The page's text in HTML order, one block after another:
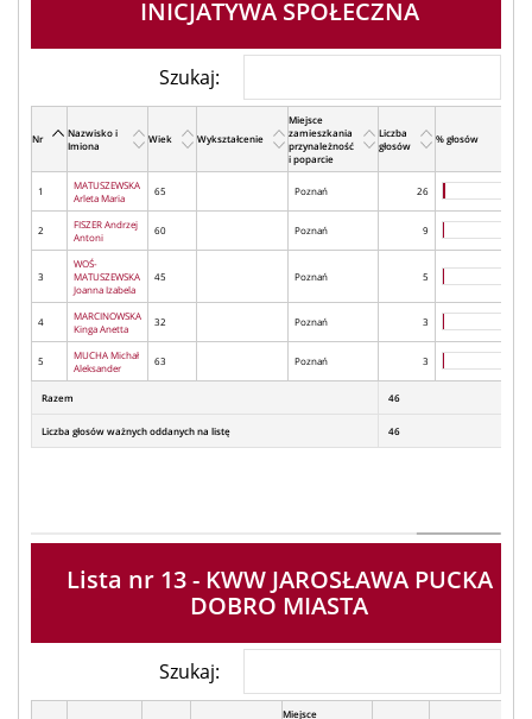
INICJATYWA SPOŁECZNA
Szukaj:
Nr
Nazwisko i
Imiona
Wiek Wykształcenie
Miejsce
zamieszkania
przynależność
i poparcie
Liczba
głosów
% głosów
1
MATUSZEWSKA
Arleta Maria
65 Poznań 26
2
FISZER Andrzej
Antoni
60 Poznań 9
3
WOŚ-
MATUSZEWSKA
Joanna Izabela
45 Poznań 5
4
MARCINOWSKA
Kinga Anetta
32 Poznań 3
5
MUCHA Michał
Aleksander
63 Poznań 3
Razem 46
Liczba głosów ważnych oddanych na listę 46
Lista nr 13 - KWW JAROSŁAWA PUCKA
DOBRO MIASTA
Szukaj:
Miejsce